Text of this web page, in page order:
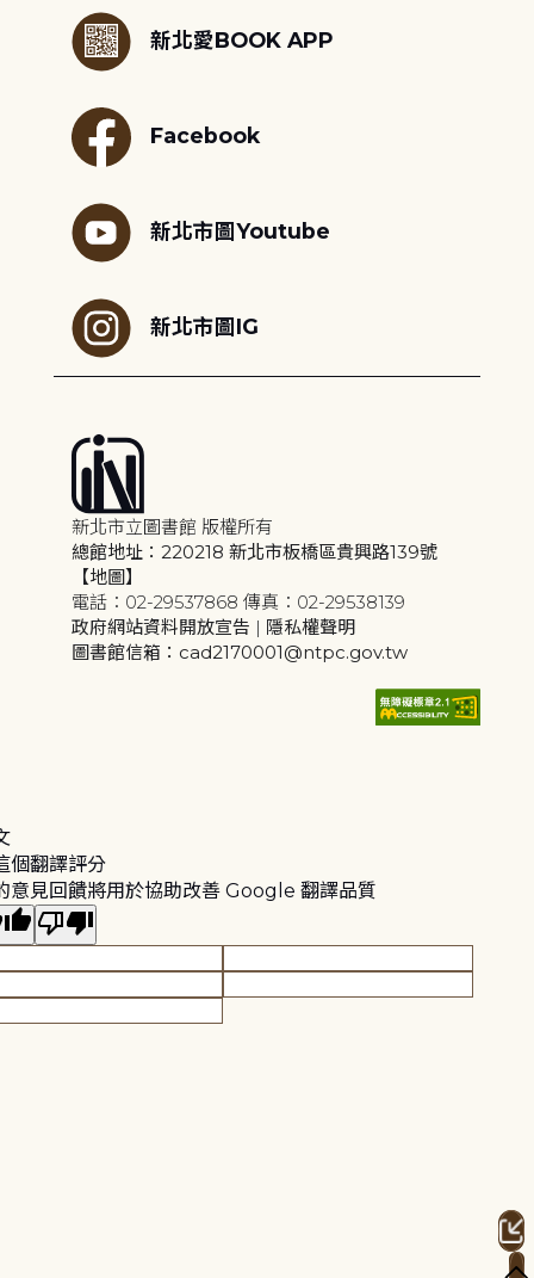
新北愛BOOK APP
Facebook
新北市圖Youtube
新北市圖IG
新北市立圖書館 版權所有
總館地址：220218 新北市板橋區貴興路139號
【地圖】
電話：02-29537868 傳真：02-29538139
政府網站資料開放宣告 | 隱私權聲明
圖書館信箱：cad2170001@ntpc.gov.tw
個翻譯評分
意見回饋將用於協助改善 Google 翻譯品質